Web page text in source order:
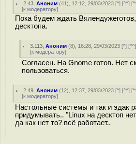
2.43 ,Аноним (41), 12:12, 29/03/2023 [^] [^^] [
[к модератору]
Пока будем ждать
десктопа.
3.113 ,Аноним (8), 16:28, 29/03/2023 [^] [^^
[к модератору]
Согласен. На Gnome готов. Нет
пользоваться.
2.49 ,Аноним (12), 12:37, 29/03/2023 [^] [^^] [
[к модератору]
Настольные системы и так и эдак
придумывать.. "Linux на десктоп
да как нет то? всё работает..